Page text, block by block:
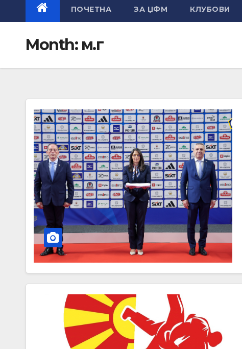
ПОЧЕТНА ЗА ЏФМ КЛУБОВИ
Month: м.г